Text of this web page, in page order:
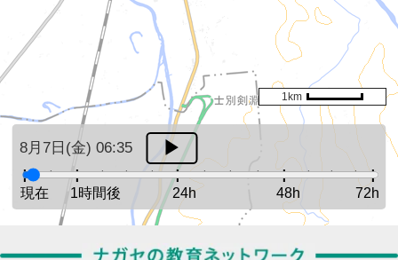
8月7日(金) 06:35
現在 1時間後 24h 48h 72h
1km